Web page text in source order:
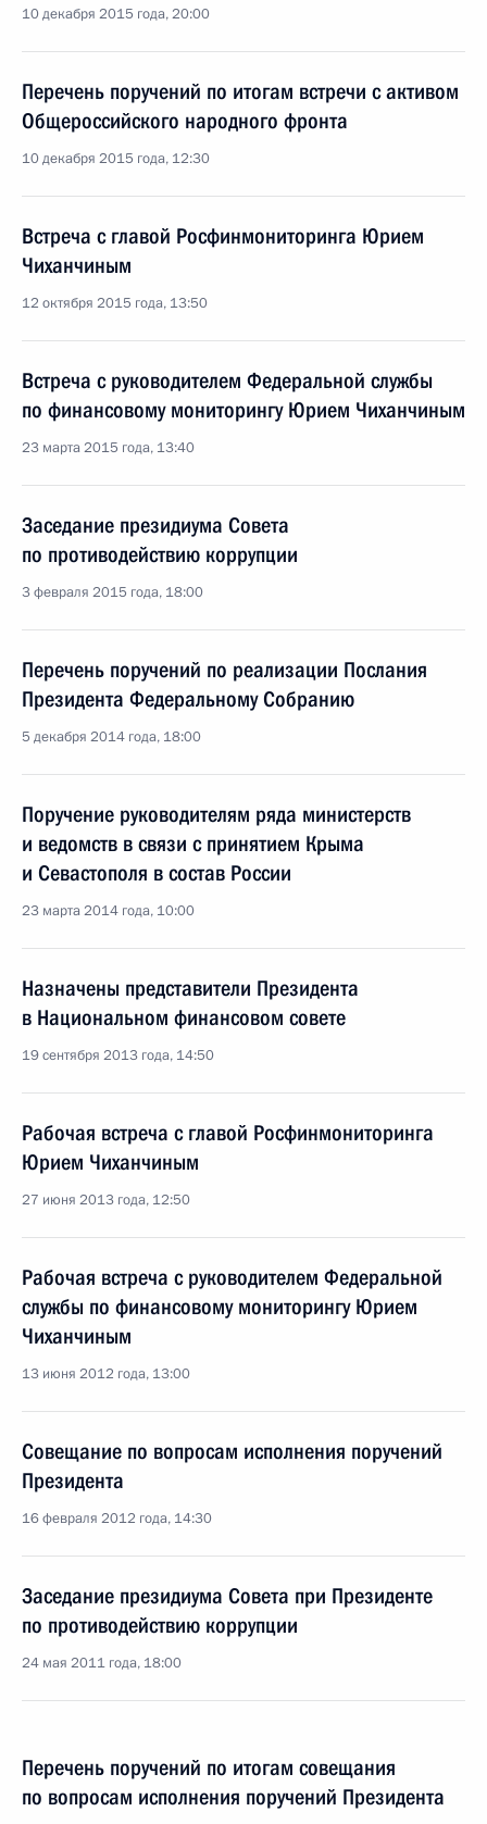
10 декабря 2015 года, 20:00
Перечень поручений по итогам встречи с активом
Общероссийского народного фронта
10 декабря 2015 года, 12:30
Встреча с главой Росфинмониторинга Юрием
Чиханчиным
12 октября 2015 года, 13:50
Встреча с руководителем Федеральной службы
по финансовому мониторингу Юрием Чиханчиным
23 марта 2015 года, 13:40
Заседание президиума Совета
по противодействию коррупции
3 февраля 2015 года, 18:00
Перечень поручений по реализации Послания
Президента Федеральному Собранию
5 декабря 2014 года, 18:00
Поручение руководителям ряда министерств
и ведомств в связи с принятием Крыма
и Севастополя в состав России
23 марта 2014 года, 10:00
Назначены представители Президента
в Национальном финансовом совете
19 сентября 2013 года, 14:50
Рабочая встреча с главой Росфинмониторинга
Юрием Чиханчиным
27 июня 2013 года, 12:50
Рабочая встреча с руководителем Федеральной
службы по финансовому мониторингу Юрием
Чиханчиным
13 июня 2012 года, 13:00
Совещание по вопросам исполнения поручений
Президента
16 февраля 2012 года, 14:30
Заседание президиума Совета при Президенте
по противодействию коррупции
24 мая 2011 года, 18:00
Перечень поручений по итогам совещания
по вопросам исполнения поручений Президента